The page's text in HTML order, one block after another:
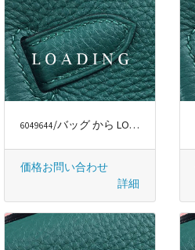
6049644/バッグ から LONGCHAMP
価格お問い合わせ
詳細